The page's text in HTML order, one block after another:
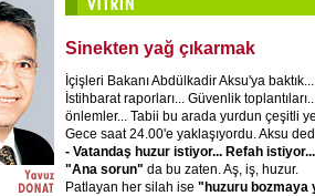
Sinekten yağ çıkarmak
İçişleri Bakanı Abdülkadir Aksu'ya
İstihbarat raporları... Güvenlik
önlemler... Tabii bu arada yurdun çeşitli
Gece saat 24.00'e yaklaşıyordu. Aksu
- Vatandaş huzur istiyor... Refah
"Ana sorun" da bu zaten. Aş, iş, huzur.
Patlayan her silah ise "huzuru bozmaya